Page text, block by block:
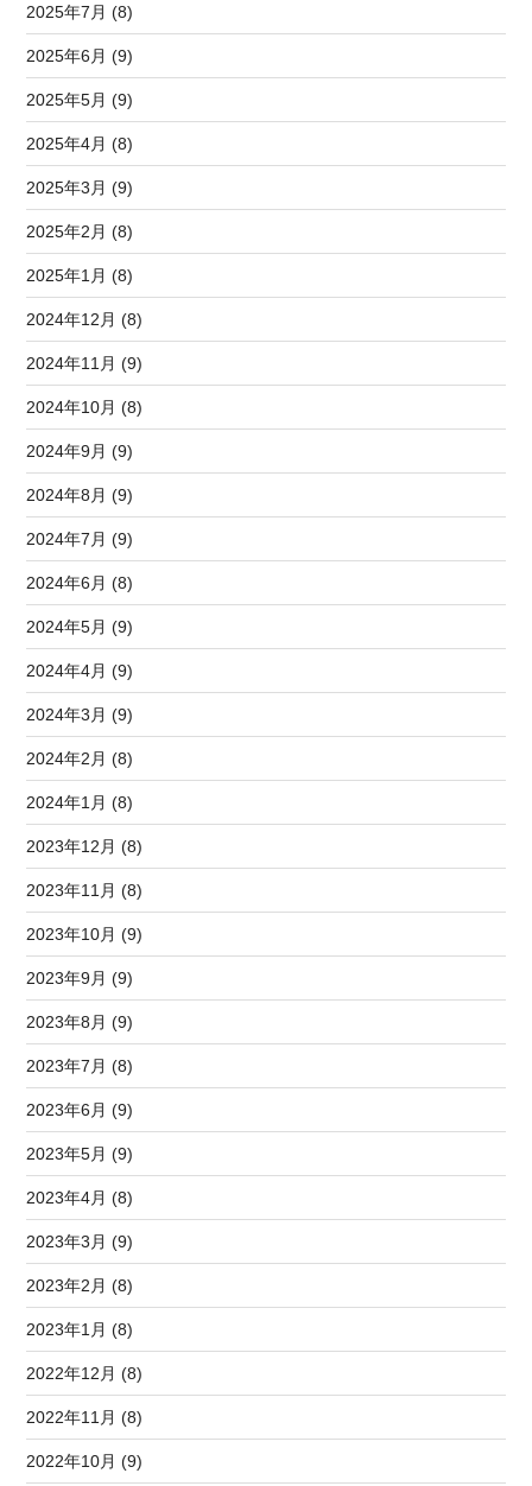
2025年7月 (8)
2025年6月 (9)
2025年5月 (9)
2025年4月 (8)
2025年3月 (9)
2025年2月 (8)
2025年1月 (8)
2024年12月 (8)
2024年11月 (9)
2024年10月 (8)
2024年9月 (9)
2024年8月 (9)
2024年7月 (9)
2024年6月 (8)
2024年5月 (9)
2024年4月 (9)
2024年3月 (9)
2024年2月 (8)
2024年1月 (8)
2023年12月 (8)
2023年11月 (8)
2023年10月 (9)
2023年9月 (9)
2023年8月 (9)
2023年7月 (8)
2023年6月 (9)
2023年5月 (9)
2023年4月 (8)
2023年3月 (9)
2023年2月 (8)
2023年1月 (8)
2022年12月 (8)
2022年11月 (8)
2022年10月 (9)